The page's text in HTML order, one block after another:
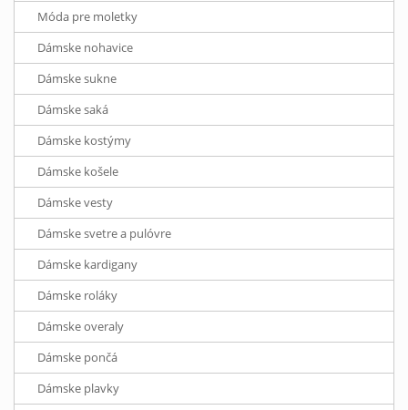
Móda pre moletky
Dámske nohavice
Dámske sukne
Dámske saká
Dámske kostýmy
Dámske košele
Dámske vesty
Dámske svetre a pulóvre
Dámske kardigany
Dámske roláky
Dámske overaly
Dámske pončá
Dámske plavky